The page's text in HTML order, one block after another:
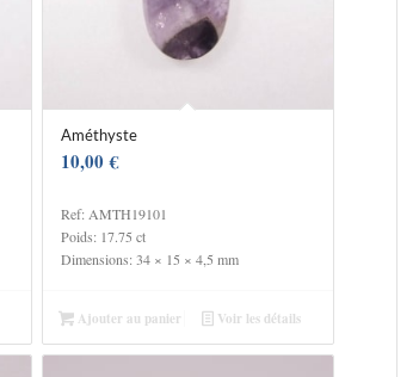
Améthyste
10,00€
Ref: AMTH19101
Poids: 17.75 ct
Dimensions: 34 × 15 × 4,5 mm
Ajouter au panier Voir les détails